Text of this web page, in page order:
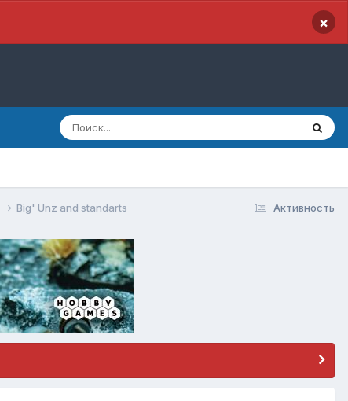
×
Активность
Big' Unz and standarts